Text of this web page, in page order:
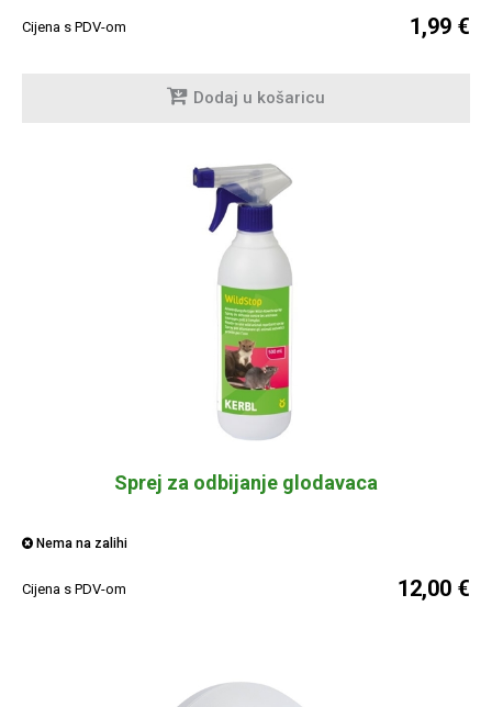
Cijena s PDV-om 1,99 €
Dodaj u košaricu
Sprej za odbijanje glodavaca
Nema na zalihi
Cijena s PDV-om 12,00 €